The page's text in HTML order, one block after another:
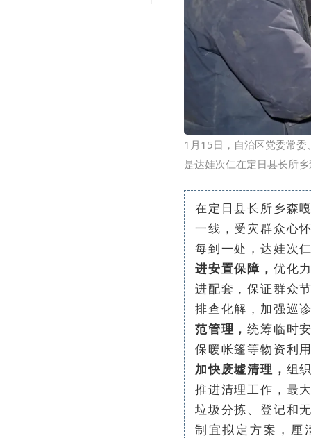
1月15日，自治区党委常
是达娃次仁在定日县长所
在定日县长所乡森
一线，受灾群众心
每到一处，达娃次
进安置保障， 优化
进配套，保证群众
排查化解，加强巡
范管理，统筹临时
保暖帐篷等物资利
加快废墟清理， 组
推进清理工作，最
垃圾分拣、登记和
制宜拟定方案，厘